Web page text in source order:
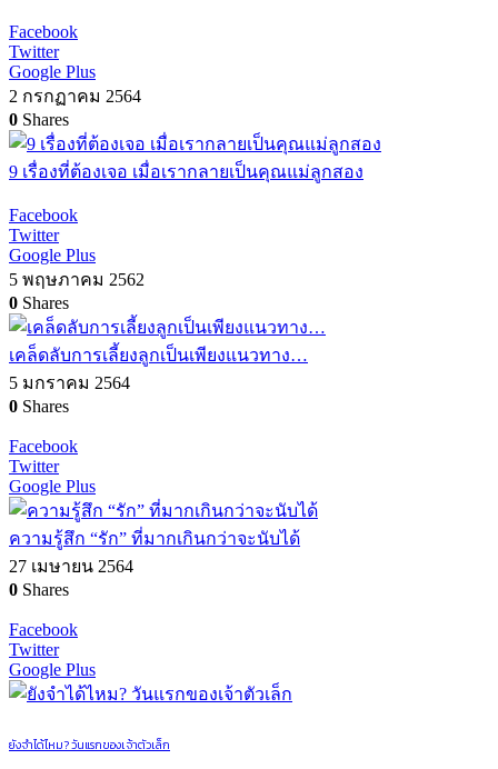
Facebook
Twitter
Google Plus
2 กรกฏาคม 2564
0 Shares
9 เรื่องที่ต้องเจอ เมื่อเรากลายเป็นคุณแม่ลูกสอง
Facebook
Twitter
Google Plus
5 พฤษภาคม 2562
0 Shares
เคล็ดลับการเลี้ยงลูกเป็นเพียงแนวทาง…
5 มกราคม 2564
0 Shares
Facebook
Twitter
Google Plus
ความรู้สึก “รัก” ที่มากเกินกว่าจะนับได้
27 เมษายน 2564
0 Shares
Facebook
Twitter
Google Plus
ยังจำได้ไหม? วันแรกของเจ้าตัวเล็ก